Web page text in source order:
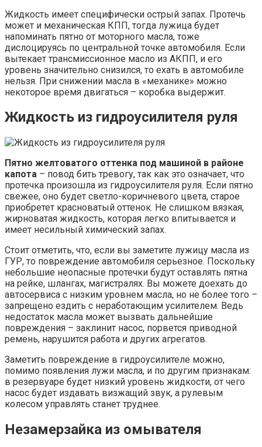
Жидкость имеет специфически острый запах. Протечь
может и механическая КПП, тогда лужица будет
напоминать пятно от моторного масла, тоже
дислоцируясь по центральной точке автомобиля. Если
вытекает трансмиссионное масло из АКПП, и его
уровень значительно снизился, то ехать в автомобиле
нельзя. При снижении масла в «механике» можно
некоторое время двигаться – коробка выдержит.
Жидкость из гидроусилителя руля
Пятно желтоватого оттенка под машиной в районе
капота – повод бить тревогу, так как это означает, что
протечка произошла из гидроусилителя руля. Если пятно
свежее, оно будет светло-коричневого цвета, старое
приобретет красноватый оттенок. Не слишком вязкая,
жирноватая жидкость, которая легко впитывается и
имеет несильный химический запах.
Стоит отметить, что, если вы заметите лужицу масла из
ГУР, то повреждение автомобиля серьезное. Поскольку
небольшие неопасные протечки будут оставлять пятна
на рейке, шлангах, магистралях. Вы можете доехать до
автосервиса с низким уровнем масла, но не более того –
запрещено ездить с неработающим усилителем. Ведь
недостаток масла может вызвать дальнейшие
повреждения – заклинит насос, порвется приводной
ремень, нарушится работа и других агрегатов.
Заметить повреждение в гидроусилителе можно,
помимо появления лужи масла, и по другим признакам:
в резервуаре будет низкий уровень жидкости, от чего
насос будет издавать визжащий звук, а рулевым
колесом управлять станет труднее.
Незамерзайка из омывателя